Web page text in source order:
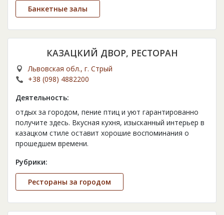
Банкетные залы
КАЗАЦКИЙ ДВОР, РЕСТОРАН
Львовская обл., г. Стрый
+38 (098) 4882200
Деятельность:
отдых за городом, пение птиц и уют гарантированно
получите здесь. Вкусная кухня, изысканный интерьер в
казацком стиле оставит хорошие воспоминания о
прошедшем времени.
Рубрики:
Рестораны за городом